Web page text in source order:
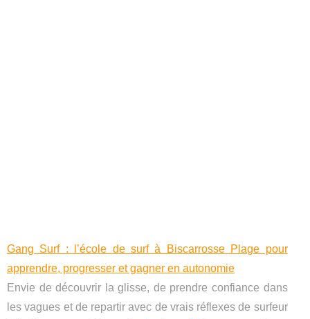
Gang Surf : l’école de surf à Biscarrosse Plage pour
apprendre, progresser et gagner en autonomie
Envie de découvrir la glisse, de prendre confiance dans
les vagues et de repartir avec de vrais réflexes de surfeur